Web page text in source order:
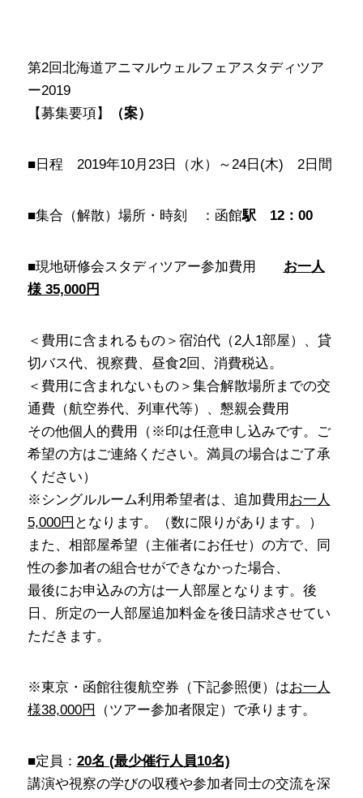
第2回北海道アニマルウェルフェアスタディツア
ー2019
【募集要項】
（案）
■日程 2019年10月23日（水）～24日(木) 2日間
■集合（解散）場所・時刻 ：函館駅 12： 00
■現地研修会スタディツアー参加費用 お一人
様 35,000円
＜費用に含まれるもの＞宿泊代（2人1部屋）、貸
切バス代、視察費、昼食2回、消費税込。
＜費用に含まれないもの＞集合解散場所までの交
通費（航空券代、列車代等）、懇親会費用
その他個人的費用（※印は任意申し込みです。ご
希望の方はご連絡ください。満員の場合はご了承
ください）
※シングルルーム利用希望者は、追加費用 お一人
5,000円 となります。（数に限りがあります。）
また、相部屋希望（主催者にお任せ）の方で、同
性の参加者の組合せができなかった場合、
最後にお申込みの方は一人部屋となります。後
日、所定の一人部屋追加料金を後日請求させてい
ただきます。
※東京・函館往復航空券（下記参照便）はお一人
様38,000円 （ツアー参加者限定）で承ります。
■定員： 20名 (最少催行人員10名)
講演や視察の学びの収穫や参加者同士の交流を深